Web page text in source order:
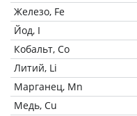
Железо, Fe
Йод, I
Кобальт, Co
Литий, Li
Марганец, Mn
Медь, Cu